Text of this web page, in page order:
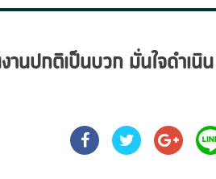
นปกติเป็นบวก มั่นใจดำเนิน